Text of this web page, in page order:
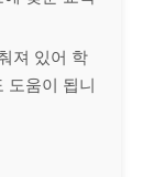
져 있어 학
도움이 됩니